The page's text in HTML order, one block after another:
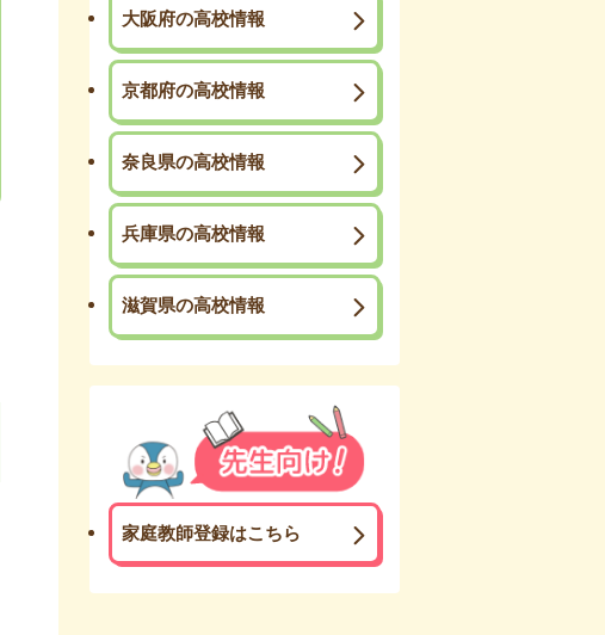
大阪府の高校情報
京都府の高校情報
奈良県の高校情報
兵庫県の高校情報
滋賀県の高校情報
家庭教師登録はこちら